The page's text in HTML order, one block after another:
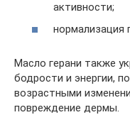
активности;
нормализация
Масло герани также
бодрости и энергии,
возрастными
повреждение дермы.